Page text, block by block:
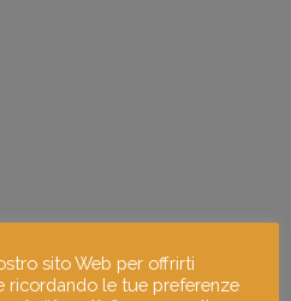
SALERNO 4
sito Web per offrirti
ricordando le tue preferenze